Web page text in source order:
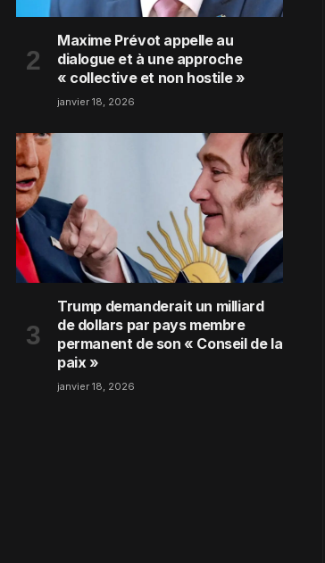
Maxime Prévot appelle au
dialogue et à une approche
« collective et non hostile »
janvier 18, 2026
Trump demanderait un milliard
de dollars par pays membre
permanent de son « Conseil de la
paix »
janvier 18, 2026